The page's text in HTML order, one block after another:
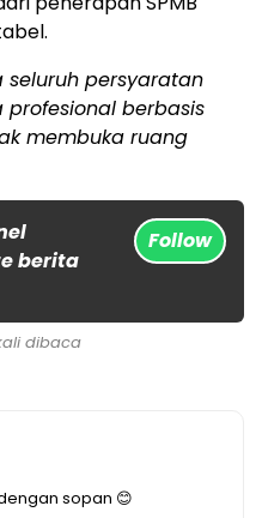
seluruh persyaratan
profesional berbasis
membuka ruang
berita
Follow
dibaca
sopan 😊